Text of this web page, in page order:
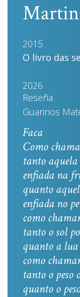
2015
O livro das
2026
Reseña
Guarinos
Faca
Como
tanto aquela
enfiada na
quanto
enfiada no
como
tanto o sol
quanto a lua
como
tanto o peso
quanto o